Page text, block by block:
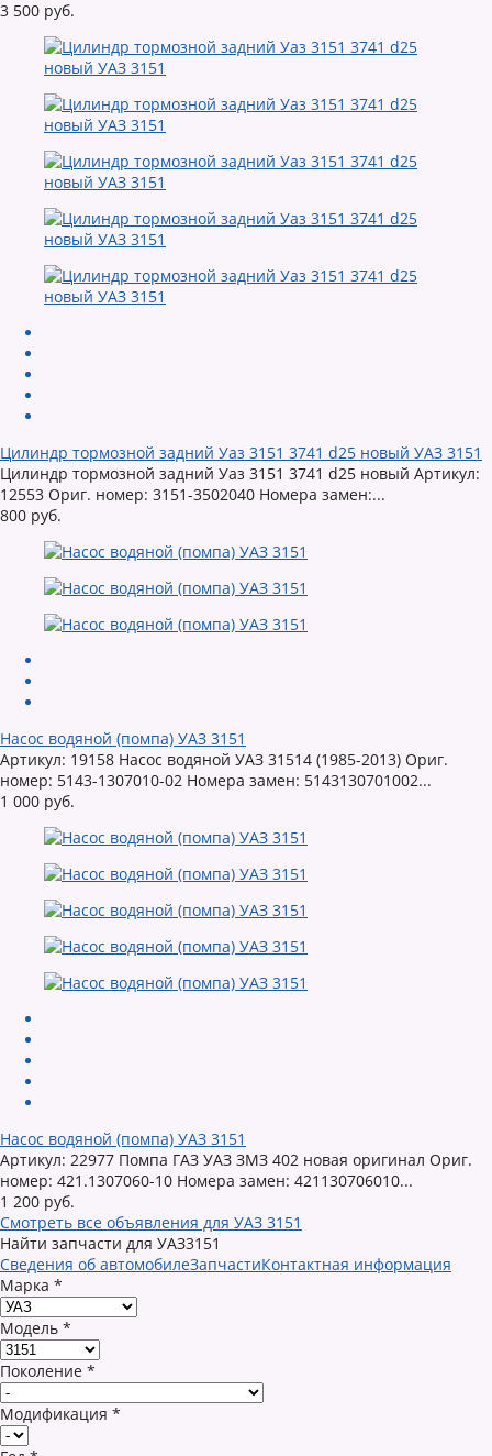
3 500 руб.
Цилиндр тормозной задний Уаз 3151 3741 d25 новый УАЗ 3151
Цилиндр тормозной задний Уаз 3151 3741 d25 новый Артикул:
12553 Ориг. номер: 3151-3502040 Номера замен:...
800 руб.
Насос водяной (помпа) УАЗ 3151
Артикул: 19158 Насос водяной УАЗ 31514 (1985-2013) Ориг.
номер: 5143-1307010-02 Номера замен: 5143130701002...
1 000 руб.
Насос водяной (помпа) УАЗ 3151
Артикул: 22977 Помпа ГАЗ УАЗ ЗМЗ 402 новая оригинал Ориг.
номер: 421.1307060-10 Номера замен: 421130706010...
1 200 руб.
Смотреть все объявления для УАЗ 3151
Найти запчасти для УАЗ3151
Сведения об автомобилеЗапчастиКонтактная информация
Марка *
Модель *
Поколение *
Модификация *